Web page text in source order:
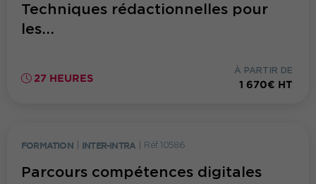
Techniques rédactionnelles pour
les...
27 HEURES
À PARTIR DE
1 670€ HT
FORMATION INTER-INTRA Réf. 10586
Parcours compétences digitales